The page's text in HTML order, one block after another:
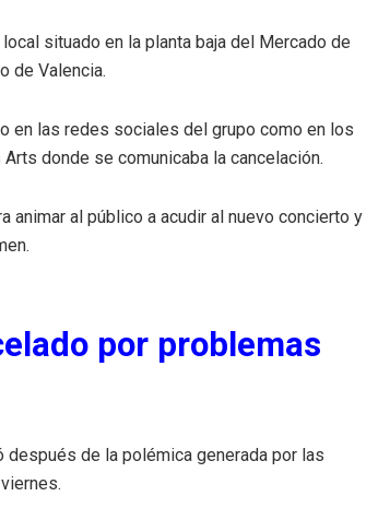
situado en la planta baja del Mercado de
de Valencia.
en las redes sociales del grupo como en los
donde se comunicaba la cancelación.
animar al público a acudir al nuevo concierto y
por problemas
de la polémica generada por las